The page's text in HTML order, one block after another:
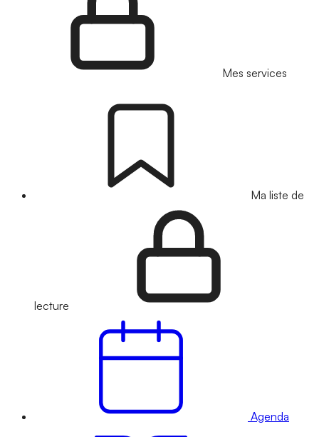
Mes services
Ma liste de
lecture
Agenda